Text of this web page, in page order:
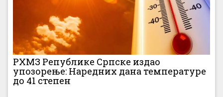
РХМЗ Републике Српске издао
упозорење: Наредних дана температуре
до 41 степен